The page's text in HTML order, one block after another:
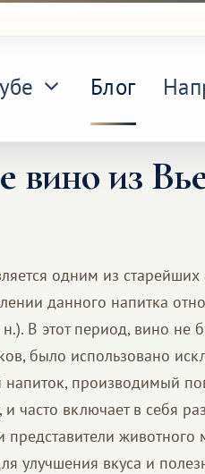
Блог
вино из
одним из
данного напитка
В этот период, вино не
было использовано
производимый
часто включает в себя
представители
улучшения вкуса и